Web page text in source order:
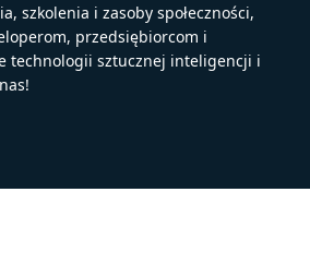
szkolenia i zasoby społeczności,
przedsiębiorcom i
technologii sztucznej inteligencji i